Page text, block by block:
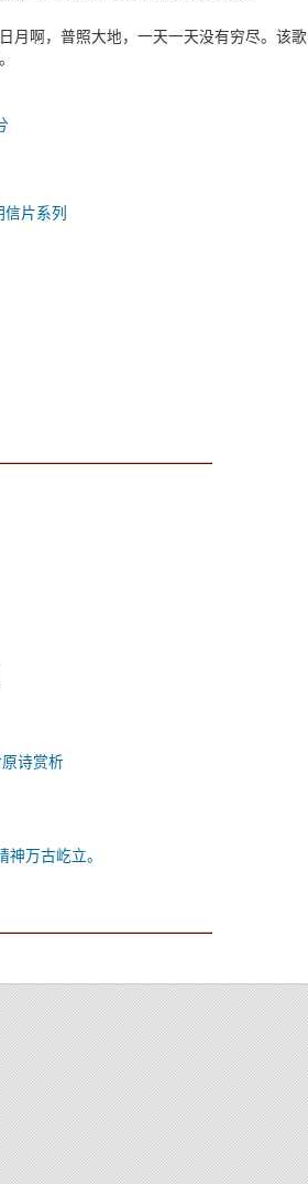
月啊，普照大地，一天一天没有穷尽。该歌
信片系列
诗赏析
万古屹立。